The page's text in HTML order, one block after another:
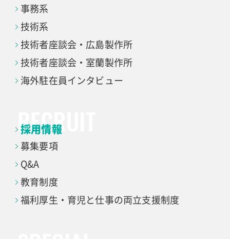
事務系
技術系
技術者座談会・ 広島製作所
技術者座談会・ 室蘭製作所
海外駐在員インタビュー
採用情報
募集要項
Q&A
教育制度
福利厚生・育児と仕事の両立支援制度